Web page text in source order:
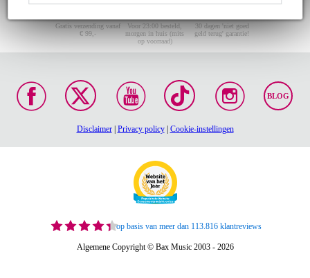
Gratis verzending vanaf
€ 99,-
Voor 23:00 besteld,
morgen in huis (mits
op voorraad)
30 dagen 'niet goed
geld terug' garantie!
BLOG
Disclaimer| Privacy policy| Cookie-instellingen
op basis van meer dan 113.816 klantreviews
Algemene Copyright © Bax Music 2003 - 2026